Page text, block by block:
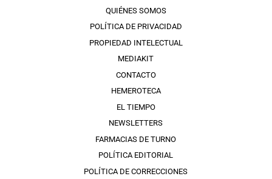
QUIÉNES SOMOS
POLÍTICA DE PRIVACIDAD
PROPIEDAD INTELECTUAL
MEDIAKIT
CONTACTO
HEMEROTECA
EL TIEMPO
NEWSLETTERS
FARMACIAS DE TURNO
POLÍTICA EDITORIAL
POLÍTICA DE CORRECCIONES